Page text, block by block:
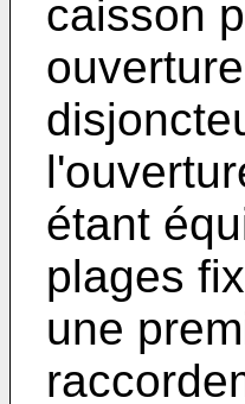
caisson
étant
plages
une